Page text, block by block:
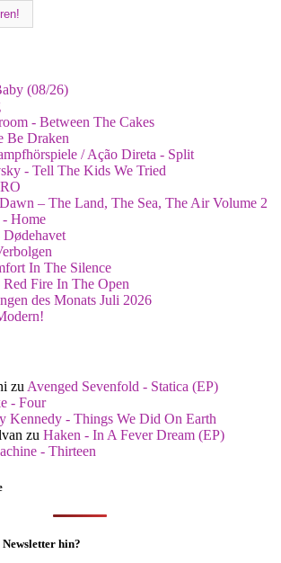
(08/26)
- Between The Cakes
Be Draken
/ Ação Direta - Split
- Tell The Kids We Tried
– The Land, The Sea, The Air Volume 2
Home
In The Silence
Fire In The Open
des Monats Juli 2026
zu Avenged Sevenfold - Statica (EP)
- Four
Kennedy - Things We Did On Earth
zu Haken - In A Fever Dream (EP)
- Thirteen
hin?